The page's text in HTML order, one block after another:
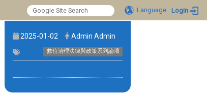
Language Login
2025-01-02 Admin Admin
數位治理法律與政策系列論壇